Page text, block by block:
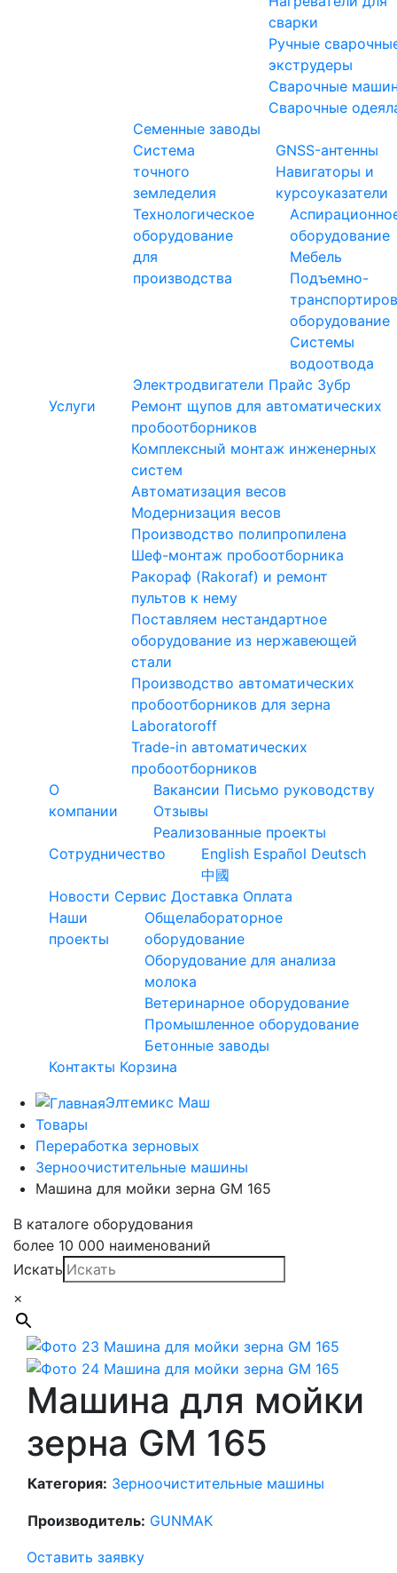
сварки
Ручные
экструдеры
Сварочные
Сварочные
Семенные заводы
Система
точного
земледелия
GNSS-антенны
Навигаторы и
курсоуказатели
Технологическое
оборудование
для
производства
оборудование
Мебель
Подъемно-
оборудование
Системы
водоотвода
Электродвигатели Прайс Зубр
Услуги
Ремонт щупов для автоматических
пробоотборников
Комплексный монтаж инженерных
систем
Автоматизация весов
Модернизация весов
Производство полипропилена
Шеф-монтаж пробоотборника
Ракораф (Rakoraf) и ремонт
пультов к нему
Поставляем нестандартное
оборудование из нержавеющей
стали
Производство автоматических
пробоотборников для зерна
Laboratoroff
Trade-in автоматических
пробоотборников
О
компании
Вакансии Письмо руководству
Отзывы
Реализованные проекты
Сотрудничество
English Español Deutsch
中國
Новости Сервис Доставка Оплата
Наши
проекты
Общелабораторное
оборудование
Оборудование для анализа
молока
Ветеринарное оборудование
Промышленное оборудование
Бетонные заводы
Контакты Корзина
Элтемикс Маш
Товары
Переработка зерновых
Зерноочистительные машины
Машина для мойки зерна GM 165
В каталоге оборудования
более 10 000 наименований
Искать
×
Машина для мойки
зерна GM 165
Категория: Зерноочистительные машины
Производитель: GUNMAK
Оставить заявку